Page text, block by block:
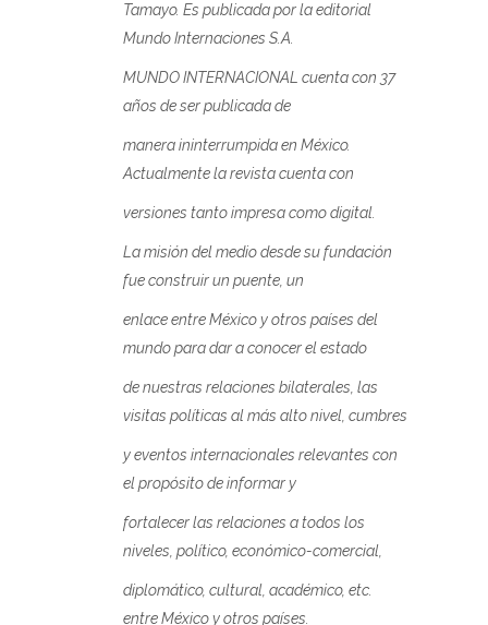
Tamayo. Es publicada por la editorial
Mundo Internaciones S.A.
MUNDO INTERNACIONAL cuenta con 37
años de ser publicada de
manera ininterrumpida en México.
Actualmente la revista cuenta con
versiones tanto impresa como digital.
La misión del medio desde su fundación
fue construir un puente, un
enlace entre México y otros países del
mundo para dar a conocer el estado
de nuestras relaciones bilaterales, las
visitas políticas al más alto nivel, cumbres
y eventos internacionales relevantes con
el propósito de informar y
fortalecer las relaciones a todos los
niveles, político, económico-comercial,
diplomático, cultural, académico, etc.
entre México y otros países.